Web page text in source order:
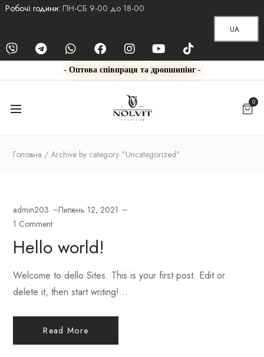
Робочі години: ПН-СБ 9-00 до 18-00
UA
- Оптова співпраця та дропшипінг -
0
Головна Archive by category "Uncategorized"
admin203
Липень 12, 2021
1 Comment
Hello world!
Welcome to dello Sites. This is your first post. Edit or
delete it, then start writing!...
Read More